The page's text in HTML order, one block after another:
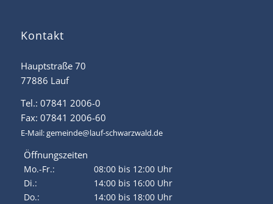
Kontakt
Hauptstraße 70
77886 Lauf
Tel.: 07841 2006-0
Fax: 07841 2006-60
E-Mail:gemeinde@lauf-schwarzwald.de
Öffnungszeiten
Mo.-Fr.:
08:00 bis 12:00 Uhr
Di.:
14:00 bis 16:00 Uhr
Do.:
14:00 bis 18:00 Uhr